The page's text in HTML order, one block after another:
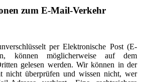
zum E-Mail-Verkehr
per Elektronische Post (E-
können möglicherweise auf dem
gelesen werden. Wir können in der
nicht überprüfen und wissen nicht, wer